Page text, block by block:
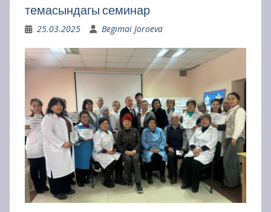
темасындагы семинар
25.03.2025 Begimai Joroeva